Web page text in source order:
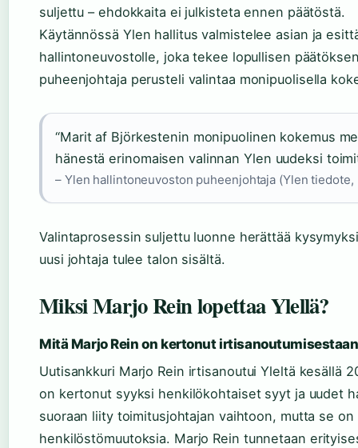
suljettu – ehdokkaita ei julkisteta ennen päätöstä.
Käytännössä Ylen hallitus valmistelee asian ja
hallintoneuvostolle, joka tekee lopullisen
puheenjohtaja perusteli valintaa monipuolisella
“Marit af Björkestenin monipuolinen kokemus
hänestä erinomaisen valinnan Ylen uudeksi
– Ylen hallintoneuvoston puheenjohtaja (Ylen tiedote,
Valintaprosessin suljettu luonne herättää
uusi johtaja tulee talon sisältä.
Miksi Marjo Rein lopettaa Ylellä?
Mitä Marjo Rein on kertonut
Uutisankkuri Marjo Rein irtisanoutui Yleltä kesällä
on kertonut syyksi henkilökohtaiset syyt ja uudet
suoraan liity toimitusjohtajan vaihtoon, mutta se
henkilöstömuutoksia. Marjo Rein tunnetaan